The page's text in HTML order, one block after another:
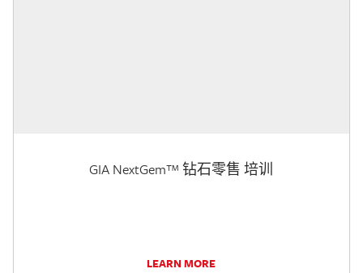
GIA NextGem™ 钻石零售 培训
LEARN MORE